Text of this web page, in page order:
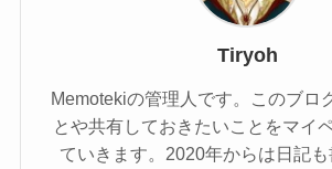
Tiryoh
Memotekiの管理人です。このブロ
とや共有しておきたいことをマイ
ていきます。2020年からは日記